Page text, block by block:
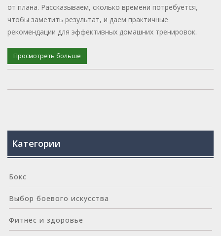
от плана. Рассказываем, сколько времени потребуется,
чтобы заметить результат, и даем практичные
рекомендации для эффективных домашних тренировок.
Просмотреть больше
Категории
Бокс
Выбор боевого искусства
Фитнес и здоровье